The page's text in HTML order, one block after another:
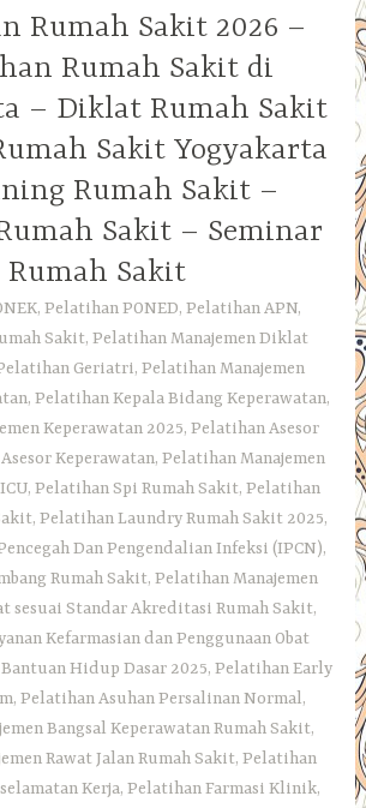
Rumah Sakit 2026 –
Rumah Sakit di
– Diklat Rumah Sakit
Sakit Yogyakarta
Rumah Sakit –
Sakit – Seminar
Rumah Sakit
Pelatihan PONED, Pelatihan APN,
Sakit, Pelatihan Manajemen Diklat
Geriatri, Pelatihan Manajemen
Pelatihan Kepala Bidang Keperawatan,
Keperawatan 2025, Pelatihan Asesor
Keperawatan, Pelatihan Manajemen
Pelatihan Spi Rumah Sakit, Pelatihan
Pelatihan Laundry Rumah Sakit 2025,
Dan Pengendalian Infeksi (IPCN),
Rumah Sakit, Pelatihan Manajemen
sesuai Standar Akreditasi Rumah Sakit,
Kefarmasian dan Penggunaan Obat
Hidup Dasar 2025, Pelatihan Early
Pelatihan Asuhan Persalinan Normal,
Bangsal Keperawatan Rumah Sakit,
Rawat Jalan Rumah Sakit, Pelatihan
Kerja, Pelatihan Farmasi Klinik,